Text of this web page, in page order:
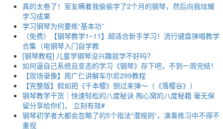
真的太卷了！室友瞒着我偷偷学了2个月的钢琴，然后向我炫耀
学习成果
学习钢琴为何要练“基本功”
（免费）【钢琴教学1~11】超适合新手学习！流行键盘弹唱教学
合集（电钢琴入门自学教
[钢琴教程] 儿童学钢琴没兴趣就学不好吗?
如何逼自己系统且变态的学习《钢琴》存下吧，不到一周完结！
【现场录像】周广仁讲解车尔尼299教程
【完整版】假如把《千本樱》倒过来弹～（《落樱谷》）
钢琴教学干货｜快速轻松的八度秘诀 掏心窝的八度秘籍 毫无保
留分享给你们， 立刻有效#
钢琴初学者大都会忽略了的5个指法“潜规则”，演奏练习中不得不
重视